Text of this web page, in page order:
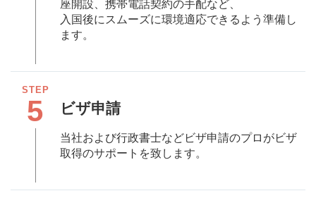
座開設、携帯電話契約の⼿配など、
入国後にスムーズに環境適応できるよう準備し
ます。
5 ビザ申請
当社および行政書士などビザ申請のプロがビザ
取得のサポートを致します。